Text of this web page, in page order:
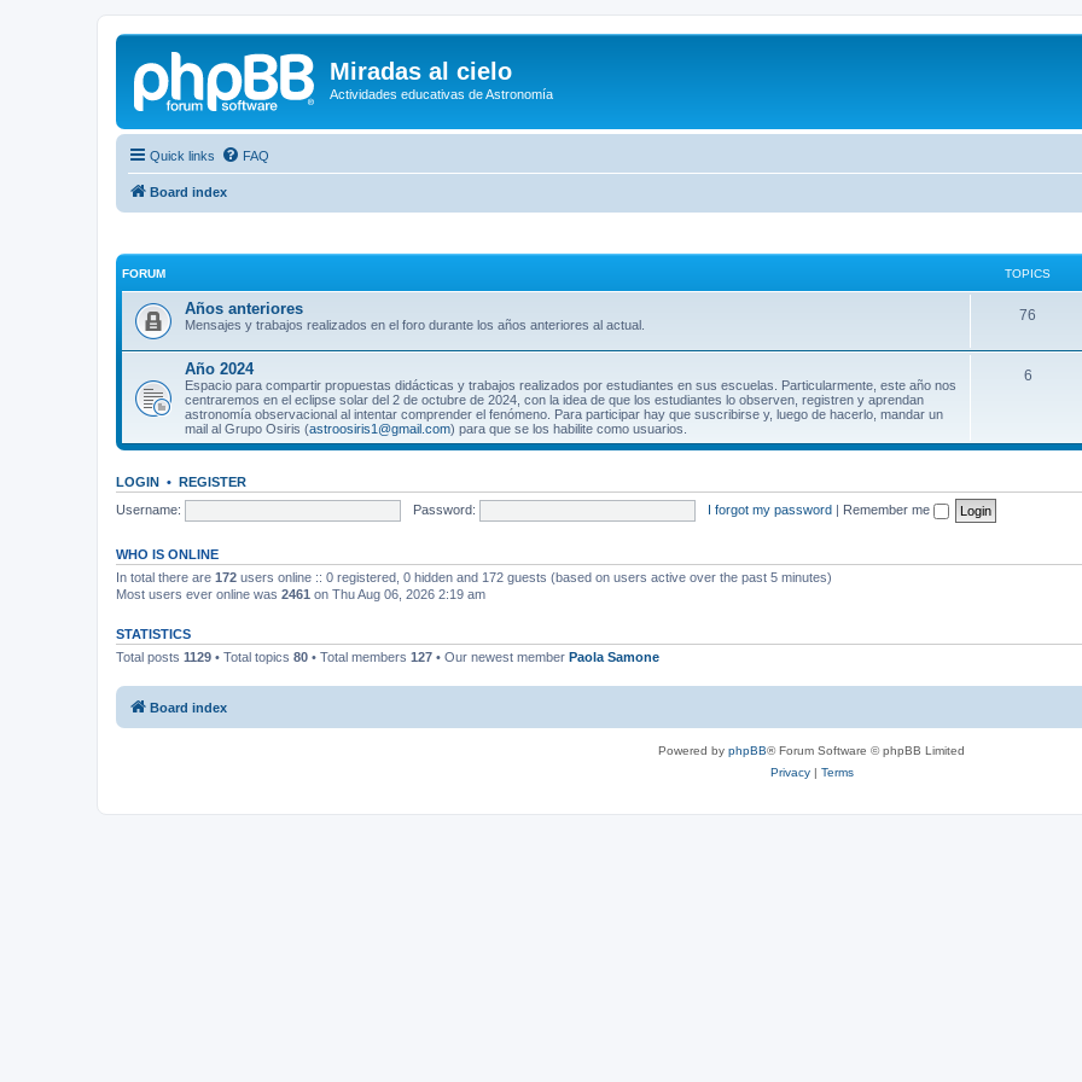
Miradas al cielo
Actividades educativas de Astronomía
Quick links FAQ
Board index
FORUM TOPICS
Años anteriores
Mensajes y trabajos realizados en el foro durante los años anteriores al actual.
76
Año 2024
Espacio para compartir propuestas didácticas y trabajos realizados por estudiantes en sus escuelas. Particularmente, este año nos
centraremos en el eclipse solar del 2 de octubre de 2024, con la idea de que los estudiantes lo observen, registren y aprendan
astronomía observacional al intentar comprender el fenómeno. Para participar hay que suscribirse y, luego de hacerlo, mandar un
mail al Grupo Osiris (astroosiris1@gmail.com) para que se los habilite como usuarios.
6
LOGIN • REGISTER
Username:
Password: I forgot my password | Remember me
WHO IS ONLINE
In total there are 172 users online :: 0 registered, 0 hidden and 172 guests (based on users active over the past 5 minutes)
Most users ever online was 2461 on Thu Aug 06, 2026 2:19 am
STATISTICS
Total posts 1129 • Total topics 80 • Total members 127 • Our newest member Paola Samone
Board index
Powered by phpBB® Forum Software © phpBB Limited
Privacy| Terms